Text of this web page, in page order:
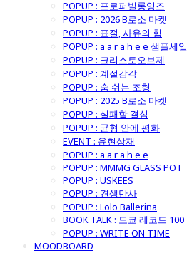
POPUP : 프로퍼빌롱잉즈
POPUP : 2026 B로소 마켓
POPUP : 표절, 사유의 힘
POPUP : a a r a h e e 샘플세일
POPUP : 크리스토오브제
POPUP : 계절감각
POPUP : 숨 쉬는 조형
POPUP : 2025 B로소 마켓
POPUP : 실패할 결심
POPUP : 균형 안에 평화
EVENT : 윤현상재
POPUP : a a r a h e e
POPUP : MMMG GLASS POT
POPUP : USKEES
POPUP : 견생만사
POPUP : Lolo Ballerina
BOOK TALK : 도쿄 레코드 100
POPUP : WRITE ON TIME
MOODBOARD